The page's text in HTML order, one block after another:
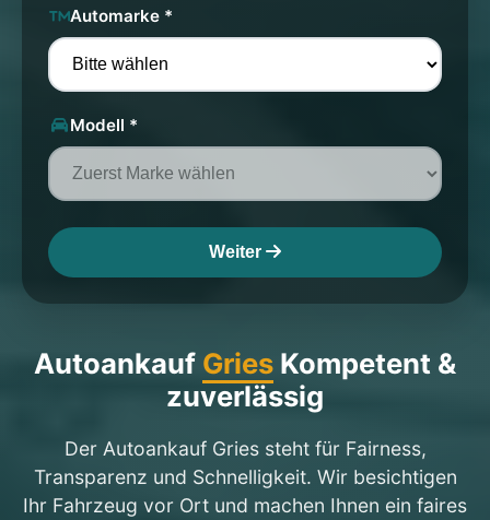
Automarke *
Modell *
Weiter
Autoankauf Gries Kompetent &
zuverlässig
Der Autoankauf Gries steht für Fairness,
Transparenz und Schnelligkeit. Wir besichtigen
Ihr Fahrzeug vor Ort und machen Ihnen ein faires